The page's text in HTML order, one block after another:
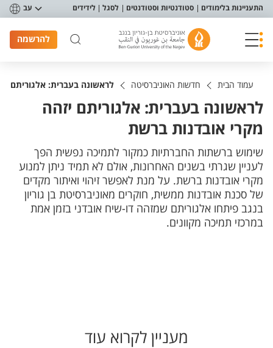
תפריט נגישות
התעניינות בלימודים סטודנטיות וסטודנטים לסגל לידידים עב
להרשמה
עמוד הבית חדשות האוניברסיטה לראשונה בעברית: אלגוריתם
לראשונה בעברית: אלגוריתם יזהה
מקרי אובדנות ברשת
שימוש ברשתות החברתיות כמקור לתמיכה נפשית הפך
לעניין שגרתי בשנים האחרונות, אולם לא תמיד ניתן למנוע
מקרי אובדנות ברשת. על מנת לאפשר זיהוי ואיתור מקדים
של סכנת אובדנות ממשית, חוקרים מאוניברסיטת בן גוריון
בנגב פיתחו אלגוריתם שמזהה דו-שיח אובדני בזמן אמת
במרכזי תמיכה מקוונים.
מעניין לקרוא עוד